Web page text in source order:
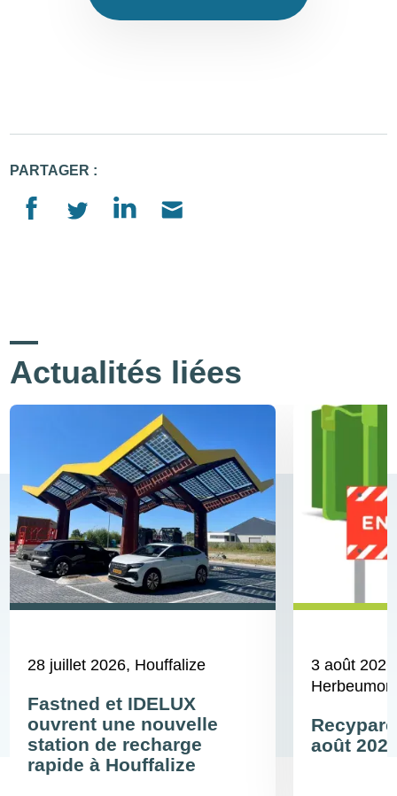
PARTAGER :
Actualités liées
28 juillet 2026, Houffalize
Fastned et IDELUX
ouvrent une nouvelle
station de recharge
rapide à Houffalize
3 août 2026
août